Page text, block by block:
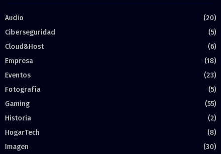
Audio
(20)
Ciberseguridad
(5)
Cloud&Host
(6)
Empresa
(18)
Eventos
(23)
Fotografía
(5)
Gaming
(55)
Historia
(2)
HogarTech
(8)
Imagen
(30)